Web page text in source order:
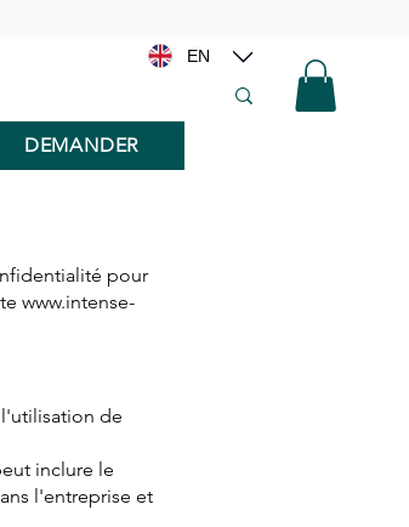
EN
DEMANDER
pour
www.intense-
de
inclure le
l'entreprise et